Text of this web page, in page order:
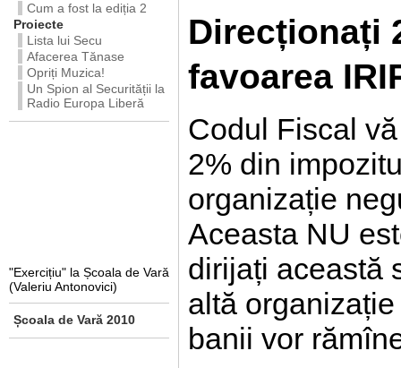
Cum a fost la ediția 2
Proiecte
Lista lui Secu
Afacerea Tănase
Opriți Muzica!
Un Spion al Securității la
Radio Europa Liberă
"Exercițiu" la Școala de Vară
(Valeriu Antonovici)
Școala de Vară 2010
Direcționați
favoarea
Codul Fiscal
2% din
organizație
Aceasta NU
dirijați această
altă
banii vor